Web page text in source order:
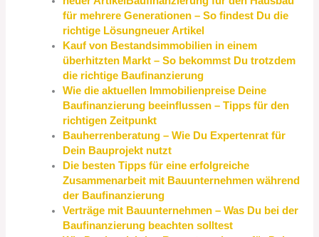
für mehrere Generationen – So findest Du die
richtige Lösungneuer Artikel
Kauf von Bestandsimmobilien in einem
überhitzten Markt – So bekommst Du trotzdem
die richtige Baufinanzierung
Wie die aktuellen Immobilienpreise Deine
Baufinanzierung beeinflussen – Tipps für den
richtigen Zeitpunkt
Bauherrenberatung – Wie Du Expertenrat für
Dein Bauprojekt nutzt
Die besten Tipps für eine erfolgreiche
Zusammenarbeit mit Bauunternehmen während
der Baufinanzierung
Verträge mit Bauunternehmen – Was Du bei der
Baufinanzierung beachten solltest